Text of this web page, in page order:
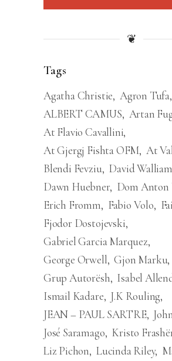
❦
Tags
Agatha Christie Agron Tufa
ALBERT CAMUS Artan
At Flavio Cavallini
At Gjergj Fishta OFM At
Blendi Fevziu David
Dawn Huebner Dom Anton
Erich Fromm
Fabio Volo
Fjodor Dostojevski
Gabriel Garcia Marquez
George Orwell Gjon Marku
Grup Autorësh Isabel
Ismail Kadare J.K Rouling
JEAN – PAUL SARTRE
José Saramago Kristo
Liz Pichon Lucinda Riley